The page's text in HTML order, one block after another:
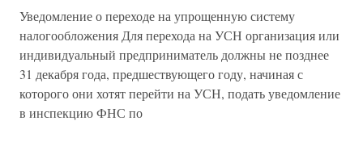
Уведомление о переходе на упрощенную систему
налогообложения Для перехода на УСН организация или
индивидуальный предприниматель должны не позднее
31 декабря года, предшествующего году, начиная с
которого они хотят перейти на УСН, подать уведомление
в инспекцию ФНС по